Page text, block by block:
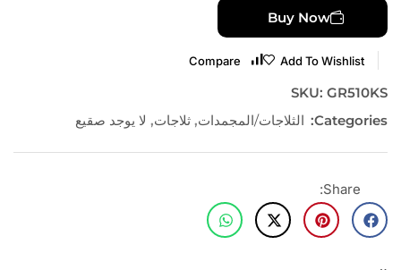
Buy Now
Add To Wishlist
Compare
SKU: GR510KS
Categories:
الثلاجات/المجمدات, ثلاجات, لا يوجد صقيع
Share: